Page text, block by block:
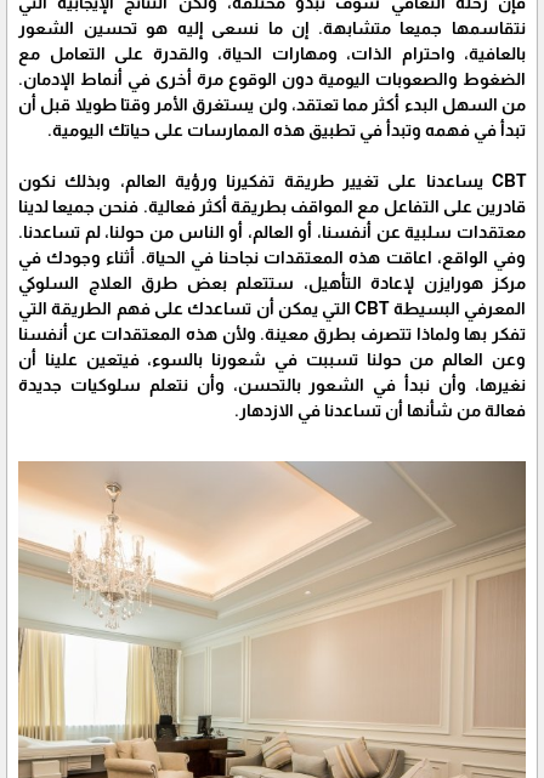
نتقاسمها جميعا متشابهة. إن ما نسعى إليه هو تحسين الشعور
بالعافية، واحترام الذات، ومهارات الحياة، والقدرة على التعامل مع
الضغوط والصعوبات اليومية دون الوقوع مرة أخرى في أنماط الإدمان.
من السهل البدء أكثر مما تعتقد، ولن يستغرق الأمر وقتا طويلا قبل أن
تبدأ في فهمه وتبدأ في تطبيق هذه الممارسات على حياتك اليومية.
CBT يساعدنا على تغيير طريقة تفكيرنا ورؤية العالم، وبذلك نكون
قادرين على التفاعل مع المواقف بطريقة أكثر فعالية. فنحن جميعا لدينا
معتقدات سلبية عن أنفسنا، أو العالم، أو الناس من حولنا، لم تساعدنا.
وفي الواقع، اعاقت هذه المعتقدات نجاحنا في الحياة. أثناء وجودك في
مركز هورايزن لإعادة التأهيل، ستتعلم بعض طرق العلاج السلوكي
المعرفي البسيطة CBT التي يمكن أن تساعدك على فهم الطريقة التي
تفكر بها ولماذا تتصرف بطرق معينة. ولأن هذه المعتقدات عن أنفسنا
وعن العالم من حولنا تسببت في شعورنا بالسوء، فيتعين علينا أن
نغيرها، وأن نبدأ في الشعور بالتحسن، وأن نتعلم سلوكيات جديدة
فعالة من شأنها أن تساعدنا في الازدهار.